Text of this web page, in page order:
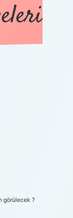
görülecek ?